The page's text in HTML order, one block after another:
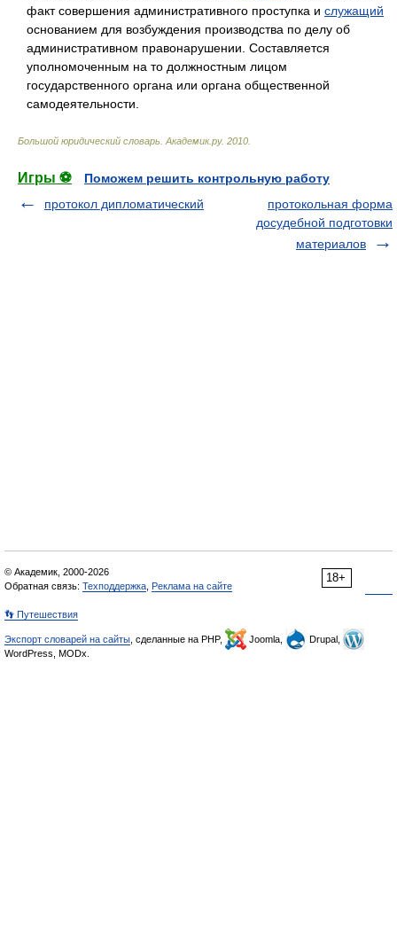
факт совершения административного проступка и служащий
основанием для возбуждения производства по делу об
административном правонарушении. Составляется
уполномоченным на то должностным лицом
государственного органа или органа общественной
самодеятельности.
Большой юридический словарь Академик.ру. 2010
Игры ⚽
Поможем решить контрольную работу
протокол дипломатический
протокольная форма
досудебной подготовки
материалов
18+
© Академик, 2000-2026
Обратная связь: Техподдержка Реклама на сайте
👣 Путешествия
Экспорт словарей на сайты , сделанные на PHP, Joomla,
Drupal,
WordPress, MODx.